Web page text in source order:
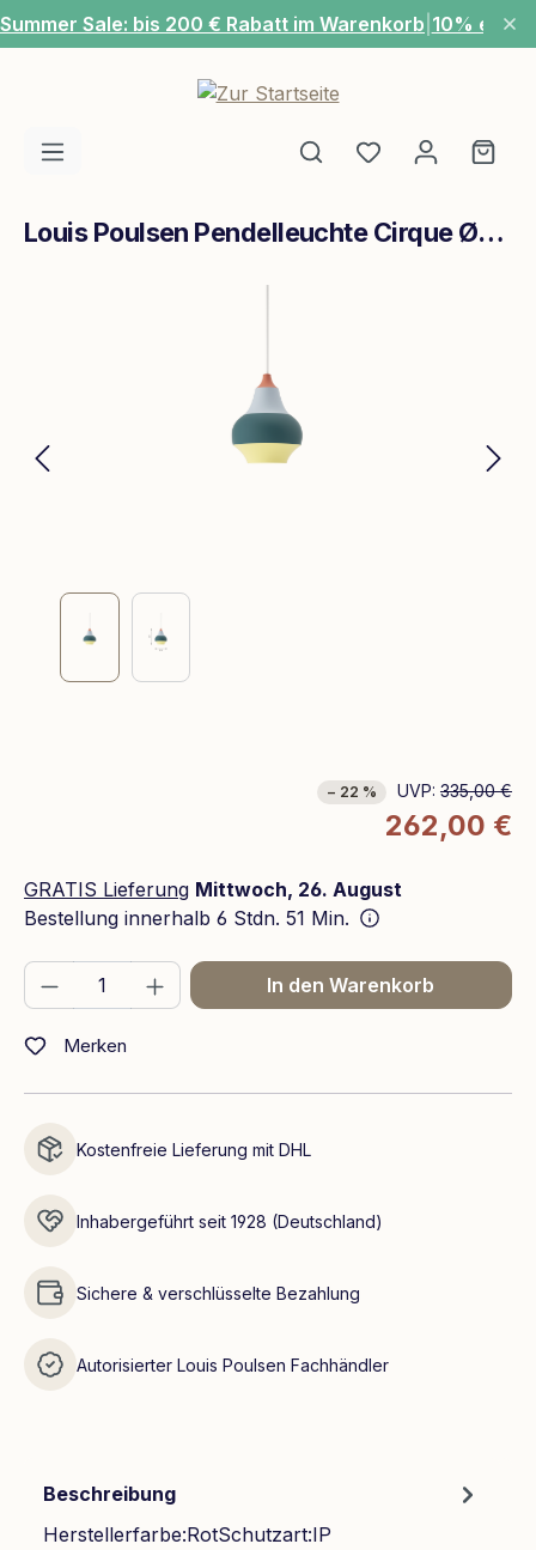
Zum Hauptinhalt springen
Summer Sale: bis 200 € Rabatt im Warenkorb 10% extra
Du hast 0
Louis Poulsen Pendelleuchte Cirque Ø150 Rot
− 22 % UVP: 335,00 €
262,00 €
GRATIS Lieferung Mittwoch, 26. August
Bestellung innerhalb 6 Stdn. 51 Min.
Produkt Anzahl: Gib den gewünschten
In den Warenkorb
Merken
Kostenfreie Lieferung mit DHL
Inhabergeführt seit 1928 (Deutschland)
Sichere & verschlüsselte Bezahlung
Autorisierter Louis Poulsen Fachhändler
Beschreibung
Herstellerfarbe:RotSchutzart:IP